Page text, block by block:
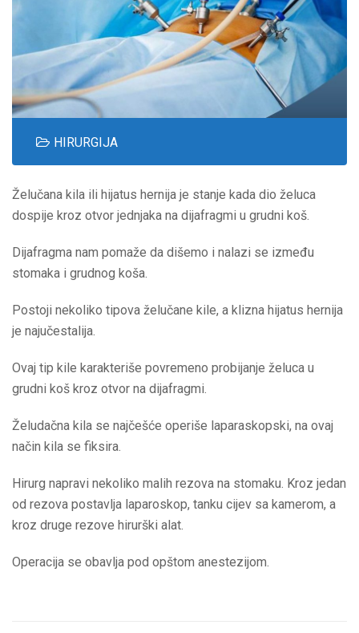
HIRURGIJA
Želučana kila ili hijatus hernija je stanje kada dio želuca
dospije kroz otvor jednjaka na dijafragmi u grudni koš.
Dijafragma nam pomaže da dišemo i nalazi se između
stomaka i grudnog koša.
Postoji nekoliko tipova želučane kile, a klizna hijatus hernija
je najučestalija.
Ovaj tip kile karakteriše povremeno probijanje želuca u
grudni koš kroz otvor na dijafragmi.
Želudačna kila se najčešće operiše laparaskopski, na ovaj
način kila se fiksira.
Hirurg napravi nekoliko malih rezova na stomaku. Kroz jedan
od rezova postavlja laparoskop, tanku cijev sa kamerom, a
kroz druge rezove hirurški alat.
Operacija se obavlja pod opštom anestezijom.